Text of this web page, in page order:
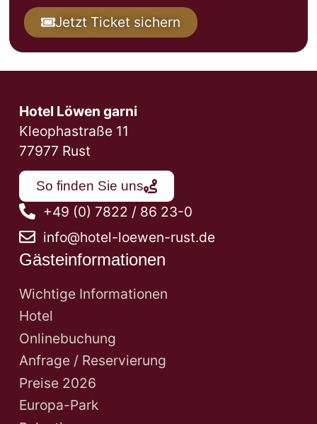
Jetzt Ticket sichern
Hotel Löwen garni
Kleophastraße 11
77977 Rust
So finden Sie uns
+49 (0) 7822 / 86 23-0
info@hotel-loewen-rust.de
Gästeinformationen
Wichtige Informationen
Hotel
Onlinebuchung
Anfrage / Reservierung
Preise 2026
Europa-Park